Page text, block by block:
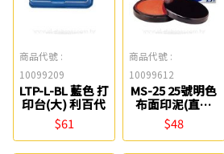
商品代號 :
10099209
LTP-L-BL 藍色 打
印台(大) 利百代
$61
商品代號 :
10099612
MS-25 25號明色
布面印泥(直徑
2.6cm) 利百代
$48